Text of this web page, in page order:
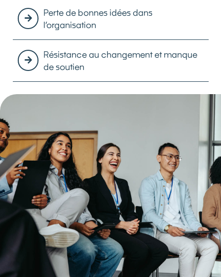
Perte de bonnes idées dans
l’organisation
Résistance au changement et manque
de soutien